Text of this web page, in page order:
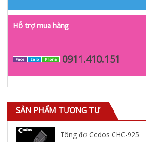
Hỗ trợ mua hàng
Face Zalo Phone 0911.410.151
SẢN PHẨM TƯƠNG TỰ
Tông đơ Codos CHC-925